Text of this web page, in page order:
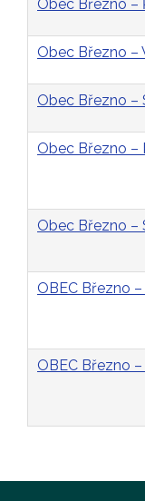
Obec Březno –
Obec Březno –
Obec Březno –
Obec Březno –
Obec Březno –
OBEC Březno
OBEC Březno